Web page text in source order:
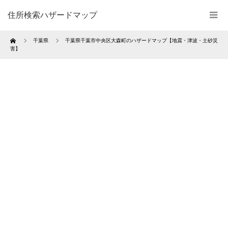
住所検索ハザードマップ
Home 千葉県
千葉県千葉市中央区大森町のハザードマップ【地震・津波・土砂災
害】